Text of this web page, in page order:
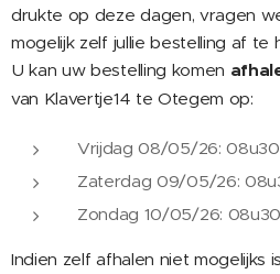
drukte op deze dagen, vragen
mogelijk zelf jullie bestelling af te
U kan uw bestelling komen
van Klavertje14 te Otegem op:
Vrijdag 08/05/26:
Zaterdag 09/05/26:
Zondag 10/05/26:
Indien zelf afhalen niet mogelijks